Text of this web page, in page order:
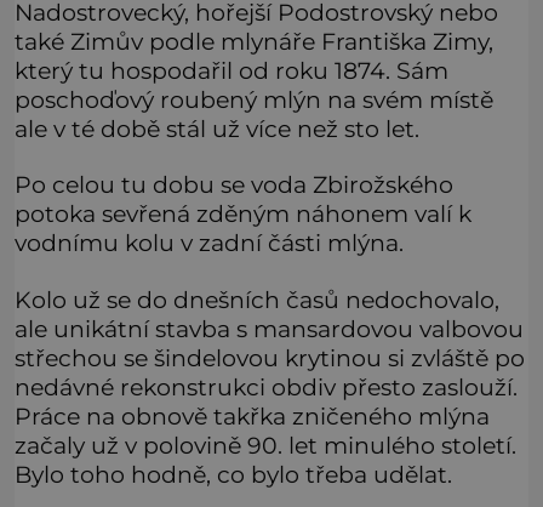
Nadostrovecký, hořejší Podostrovský nebo
také Zimův podle mlynáře Františka Zimy,
který tu hospodařil od roku 1874. Sám
poschoďový roubený mlýn na svém místě
ale v té době stál už více než sto let.
Po celou tu dobu se voda Zbirožského
potoka sevřená zděným náhonem valí k
vodnímu kolu v zadní části mlýna.
Kolo už se do dnešních časů nedochovalo,
ale unikátní stavba s mansardovou valbovou
střechou se šindelovou krytinou si zvláště po
nedávné rekonstrukci obdiv přesto zaslouží.
Práce na obnově takřka zničeného mlýna
začaly už v polovině 90. let minulého století.
Bylo toho hodně, co bylo třeba udělat.